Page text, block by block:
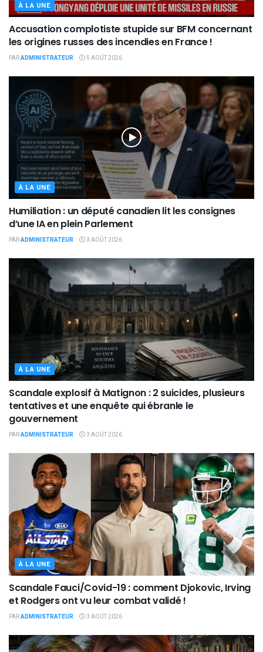
À LA UNE
Accusation complotiste stupide sur BFM concernant
les origines russes des incendies en France !
PARADMINISTRATEUR 5 AOÛT 2026
À LA UNE
Humiliation : un député canadien lit les consignes
d’une IA en plein Parlement
PARADMINISTRATEUR 3 AOÛT 2026
À LA UNE
Scandale explosif à Matignon : 2 suicides, plusieurs
tentatives et une enquête qui ébranle le
gouvernement
PARADMINISTRATEUR 3 AOÛT 2026
À LA UNE
Scandale Fauci/Covid-19 : comment Djokovic, Irving
et Rodgers ont vu leur combat validé !
PARADMINISTRATEUR 3 AOÛT 2026